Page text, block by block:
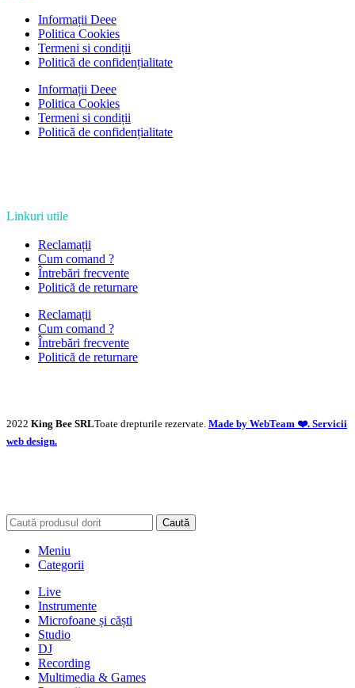
Informații Deee
Politica Cookies
Termeni si condiții
Politică de confidențialitate
Informații Deee
Politica Cookies
Termeni si condiții
Politică de confidențialitate
Linkuri utile
Reclamații
Cum comand ?
Întrebări frecvente
Politică de returnare
Reclamații
Cum comand ?
Întrebări frecvente
Politică de returnare
2022 King Bee SRLToate drepturile rezervate. Made by WebTeam ❤️. Servicii
web design.
Caută
Meniu
Categorii
Live
Instrumente
Microfoane și căști
Studio
DJ
Recording
Multimedia & Games